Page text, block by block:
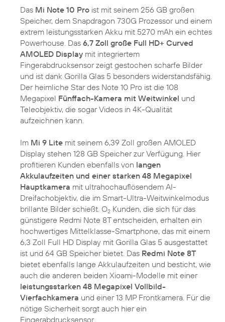
Das Mi Note 10 Pro ist mit seinem 256 GB großen
Speicher, dem Snapdragon 730G Prozessor und einem
extrem leistungsstarken Akku mit 5270 mAh ein echtes
Powerhouse. Das 6,7 Zoll große Full HD+ Curved
AMOLED Display mit integriertem
Fingerabdrucksensor zeigt gestochen scharfe Bilder
und ist dank Gorilla Glas 5 besonders widerstandsfähig.
Der heimliche Star des Note 10 Pro ist die 108
Megapixel Fünffach-Kamera mit Weitwinkel und
Teleobjektiv, die sogar Videos in 4K-Qualität
aufzeichnen kann.
Im Mi 9 Lite mit seinem 6,39 Zoll großen AMOLED
Display stehen 128 GB Speicher zur Verfügung. Hier
profitieren Kunden ebenfalls von langen
Akkulaufzeiten und einer starken 48 Megapixel
Hauptkamera mit ultrahochauflösendem AI-
Dreifachobjektiv, die im Smart-Ultra-Weitwinkelmodus
brillante Bilder schießt. O2 Kunden, die sich für das
günstigere Redmi Note 8T entscheiden, erhalten ein
hochwertiges Mittelklasse-Smartphone, das mit einem
6,3 Zoll Full HD Display mit Gorilla Glas 5 ausgestattet
ist und 64 GB Speicher bietet. Das Redmi Note 8T
bietet ebenfalls lange Akkulaufzeiten und besticht, wie
auch die anderen beiden Xioami-Modelle mit einer
leistungsstarken 48 Megapixel Vollbild-
Vierfachkamera und einer 13 MP Frontkamera. Für die
nötige Sicherheit sorgt auch hier ein